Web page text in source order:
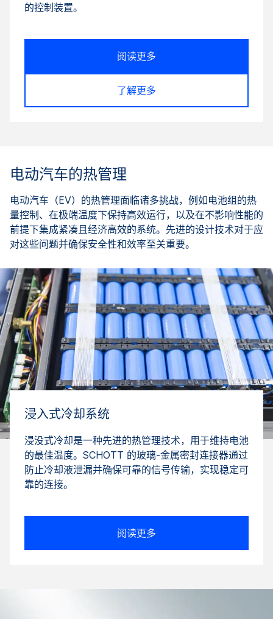
的控制装置。
阅读更多
了解更多
电动汽车的热管理
电动汽车（EV）的热管理面临诸多挑战，例如电池组的热
量控制、在极端温度下保持高效运行，以及在不影响性能的
前提下集成紧凑且经济高效的系统。先进的设计技术对于应
对这些问题并确保安全性和效率至关重要。
浸入式冷却系统
浸没式冷却是一种先进的热管理技术，用于维持电池
的最佳温度。SCHOTT 的玻璃-金属密封连接器通过
防止冷却液泄漏并确保可靠的信号传输，实现稳定可
靠的连接。
阅读更多